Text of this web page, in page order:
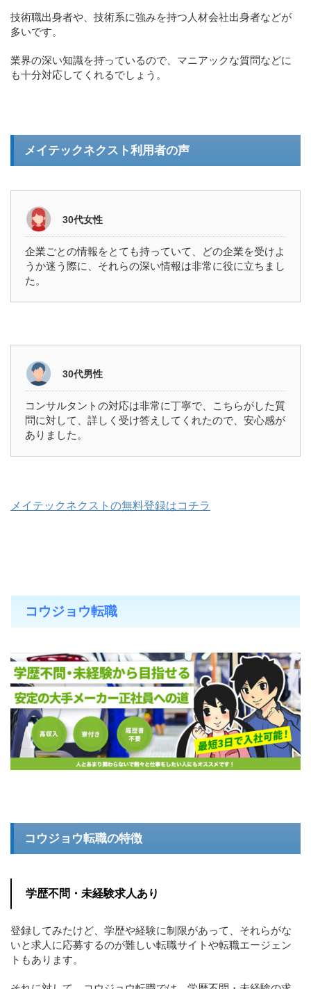
技術職出身者や、技術系に強みを持つ人材会社出身者などが
多いです。
業界の深い知識を持っているので、マニアックな質問などに
も十分対応してくれるでしょう。
メイテックネクスト利用者の声
30代女性
企業ごとの情報をとても持っていて、どの企業を受けよ
うか迷う際に、それらの深い情報は非常に役に立ちまし
た。
30代男性
コンサルタントの対応は非常に丁寧で、こちらがした質
問に対して、詳しく受け答えしてくれたので、安心感が
ありました。
メイテックネクストの無料登録はコチラ
コウジョウ転職
コウジョウ転職の特徴
学歴不問・未経験求人あり
登録してみたけど、学歴や経験に制限があって、それらがな
いと求人に応募するのが難しい転職サイトや転職エージェン
トもあります。